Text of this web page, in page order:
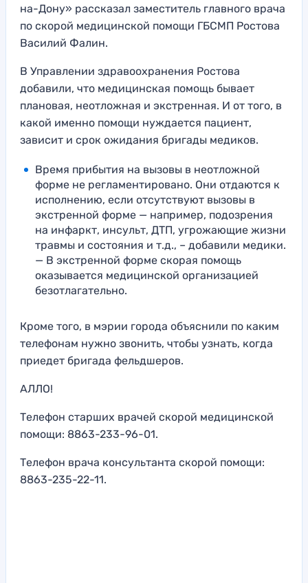
на-Дону» рассказал заместитель главного врача
по скорой медицинской помощи ГБСМП Ростова
Василий Фалин.
В Управлении здравоохранения Ростова
добавили, что медицинская помощь бывает
плановая, неотложная и экстренная. И от того, в
какой именно помощи нуждается пациент,
зависит и срок ожидания бригады медиков.
Время прибытия на вызовы в неотложной
форме не регламентировано. Они отдаются к
исполнению, если отсутствуют вызовы в
экстренной форме — например, подозрения
на инфаркт, инсульт, ДТП, угрожающие жизни
травмы и состояния и т.д., – добавили медики.
— В экстренной форме скорая помощь
оказывается медицинской организацией
безотлагательно.
Кроме того, в мэрии города объяснили по каким
телефонам нужно звонить, чтобы узнать, когда
приедет бригада фельдшеров.
АЛЛО!
Телефон старших врачей скорой медицинской
помощи: 8863-233-96-01.
Телефон врача консультанта скорой помощи:
8863-235-22-11.